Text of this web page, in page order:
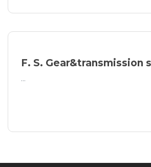
F. S. Gear&transmission
...